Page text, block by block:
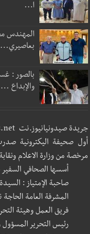
ا...
المهندس
بعاصيري...
بالصور :
والإبداع ...
جريدة صيدونيانيوز.نت www.sidonianews.net
مرخصة من وزارة الاعلام
أسسها الصحافي السفير
صاحبة الإمتياز :
المشرفة العامة
فريق العمل وهيئة
رئيس التحرير